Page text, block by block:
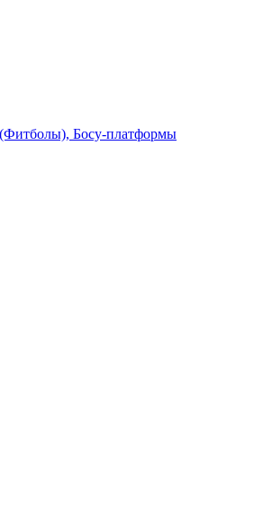
Босу-платформы